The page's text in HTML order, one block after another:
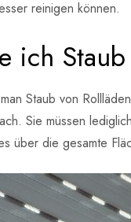
reinigen können.
ich
Staub von
Sie müssen
über die gesamte